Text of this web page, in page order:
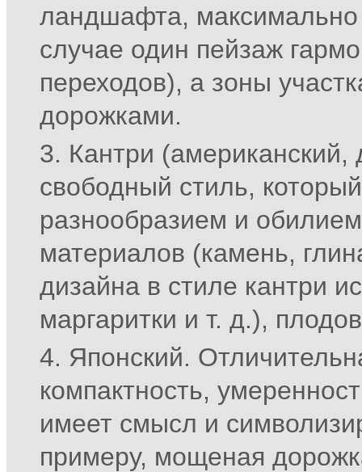
ландшафта, максимально
случае один пейзаж
переходов), а зоны
дорожками.
Кантри (американский,
свободный стиль,
разнообразием и
материалов (камень,
дизайна в стиле кантри
маргаритки и т. д.),
Японский.
компактность,
имеет смысл и
примеру, мощеная